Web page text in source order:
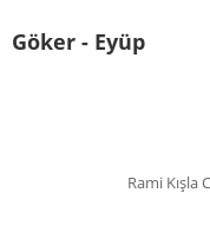
Göker - Eyüp
Rami Kışla